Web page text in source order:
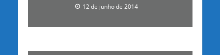
12 de junho de 2014